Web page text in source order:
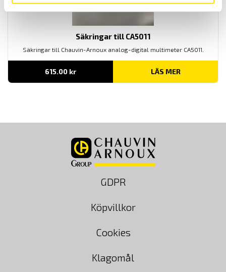
Säkringar till CA5011
Säkringar till Chauvin-Arnoux analog-digital multimeter CA5011.
615.00 kr LÄS MER
GDPR
Köpvillkor
Cookies
Klagomål